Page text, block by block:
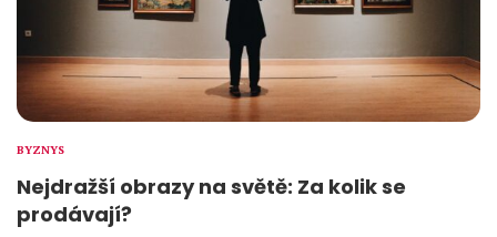
BYZNYS
Nejdražší obrazy na světě: Za kolik se
prodávají?